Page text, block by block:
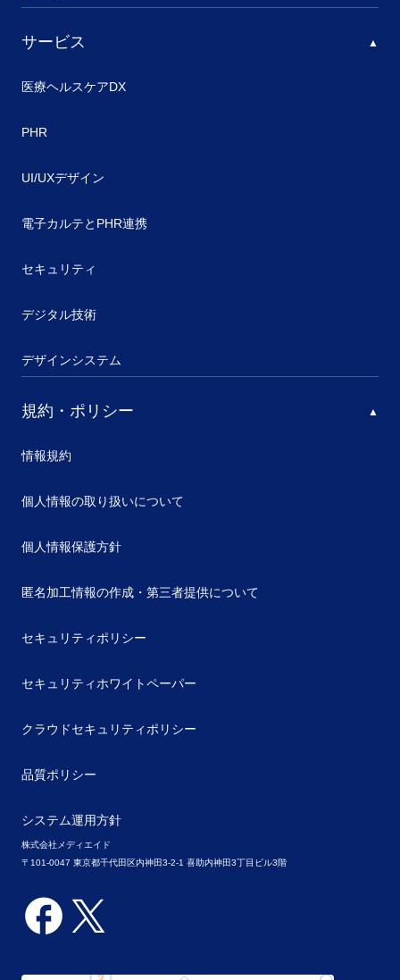
株式会社メディエイド
〒101-0047 東京都千代田区内神田3-2-1 喜助内神田3丁目ビル3階
サービス
医療ヘルスケアDX
PHR
UI/UXデザイン
電子カルテとPHR連携
セキュリティ
デジタル技術
デザインシステム
規約・ポリシー
情報規約
個人情報の取り扱いについて
個人情報保護方針
匿名加工情報の作成・第三者提供について
セキュリティポリシー
セキュリティホワイトペーパー
クラウドセキュリティポリシー
品質ポリシー
システム運用方針